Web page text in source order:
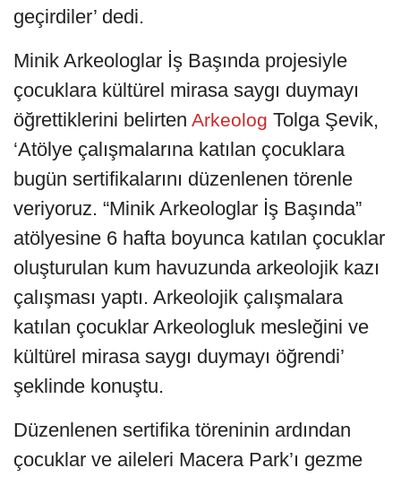
geçirdiler’ dedi.
Minik Arkeologlar İş Başında projesiyle
çocuklara kültürel mirasa saygı duymayı
öğrettiklerini belirten Arkeolog Tolga Şevik,
‘Atölye çalışmalarına katılan çocuklara
bugün sertifikalarını düzenlenen törenle
veriyoruz. “Minik Arkeologlar İş Başında”
atölyesine 6 hafta boyunca katılan çocuklar
oluşturulan kum havuzunda arkeolojik kazı
çalışması yaptı. Arkeolojik çalışmalara
katılan çocuklar Arkeologluk mesleğini ve
kültürel mirasa saygı duymayı öğrendi’
şeklinde konuştu.
Düzenlenen sertifika töreninin ardından
çocuklar ve aileleri Macera Park’ı gezme